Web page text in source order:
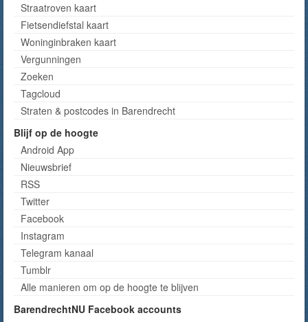
Straatroven kaart
Fietsendiefstal kaart
Woninginbraken kaart
Vergunningen
Zoeken
Tagcloud
Straten & postcodes in Barendrecht
Blijf op de hoogte
Android App
Nieuwsbrief
RSS
Twitter
Facebook
Instagram
Telegram kanaal
Tumblr
Alle manieren om op de hoogte te blijven
BarendrechtNU Facebook accounts